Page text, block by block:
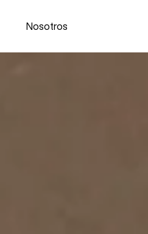
Nosotros